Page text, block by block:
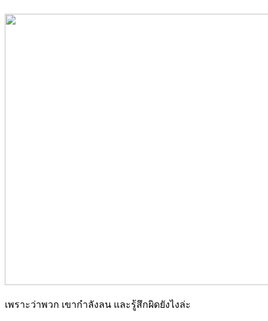
เพราะว่าพวก เขากำลังลน และรู้สึกผิดยังไงล่ะ